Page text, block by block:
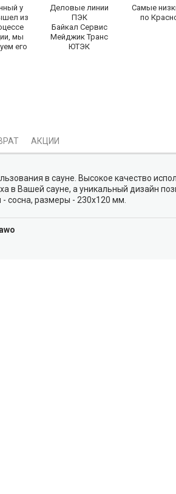
у
из
мы
его
Деловые линии
ПЭК
Байкал Сервис
Мейджик Транс
ЮТЭК
Самые
по
АКЦИИ
в сауне. Высокое качество
в Вашей сауне, а уникальный дизайн
сосна, размеры - 230х120 мм.